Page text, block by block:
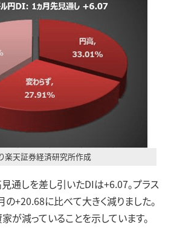
楽天証券経済研究所作成
通しを差し引いたDIは+6.07。プラス
の+20.68に比べて大きく減りました。
が減っていることを示しています。